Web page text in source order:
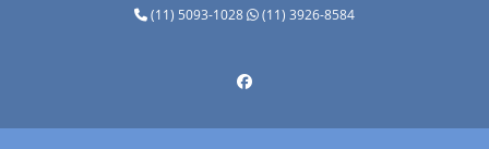
(11) 5093-1028
(11) 3926-8584